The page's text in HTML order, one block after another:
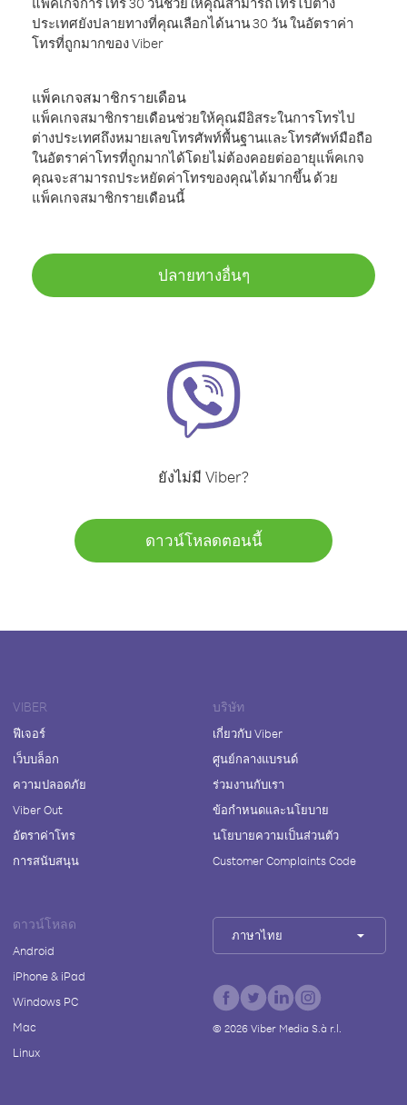
ประเทศยังปลายทางที่คุณเลือกได้นาน 30 วัน ในอัตราค่า
โทรที่ถูกมากของ Viber
แพ็คเกจสมาชิกรายเดือน
แพ็คเกจสมาชิกรายเดือนช่วยให้คุณมีอิสระในการโทรไป
ต่างประเทศถึงหมายเลขโทรศัพท์พื้นฐานและโทรศัพท์มือถือ
ในอัตราค่าโทรที่ถูกมากได้โดยไม่ต้องคอยต่ออายุแพ็คเกจ
คุณจะสามารถประหยัดค่าโทรของคุณได้มากขึ้น ด้วย
แพ็คเกจสมาชิกรายเดือนนี้
ปลายทางอื่นๆ
ยังไม่มี Viber?
ดาวน์โหลดตอนนี้
VIBER
ฟีเจอร์
เว็บบล็อก
ความปลอดภัย
Viber Out
อัตราค่าโทร
การสนับสนุน
บริษัท
เกี่ยวกับ Viber
ศูนย์กลางแบรนด์
ร่วมงานกับเรา
ข้อกำหนดและนโยบาย
นโยบายความเป็นส่วนตัว
Customer Complaints Code
ดาวน์โหลด
Android
iPhone & iPad
Windows PC
Mac
Linux
ภาษาไทย
© 2026Viber Media S.à r.l.